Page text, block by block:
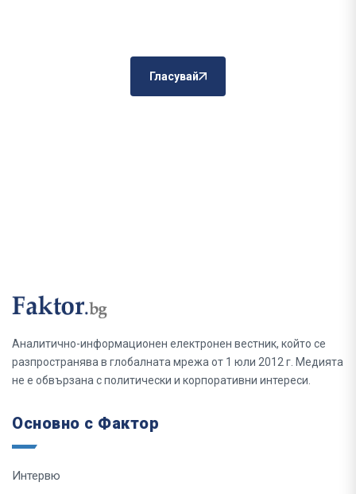
Гласувай
Аналитично-информационен електронен вестник, който се
разпространява в глобалната мрежа от 1 юли 2012 г. Медията
не е обвързана с политически и корпоративни интереси.
Основно с Фактор
Интервю